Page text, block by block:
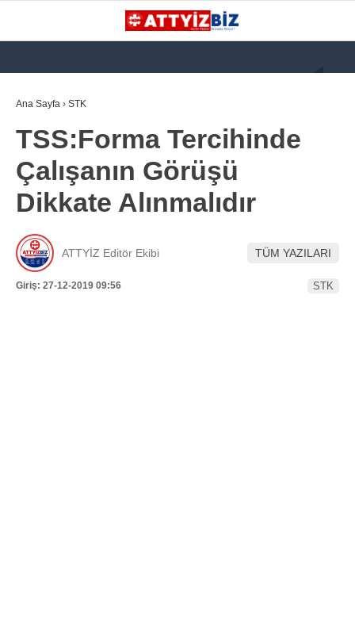
KATEGORİLER
GÜNDEM
112 ACİL
ATT
PARAMEDİK (AABT)
Ana Sayfa › STK
TSS:Forma Tercihinde
Çalışanın Görüşü
Dikkate Alınmalıdır
ATTYİZ Editör Ekibi TÜM YAZILARI
Giriş: 27-12-2019 09:56 STK